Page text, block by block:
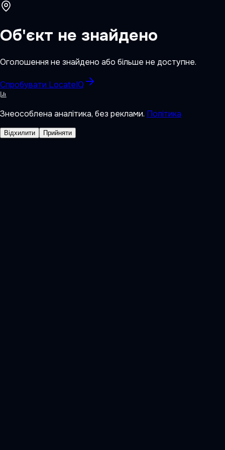
Об'єкт не знайдено
Оголошення не знайдено або більше не доступне.
Спробувати LocateIQ
Знеособлена аналітика, без реклами. Політика
Відхилити Прийняти